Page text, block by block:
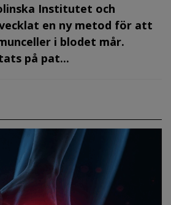
Institutet och
en ny metod för att
i blodet mår.
på pat...